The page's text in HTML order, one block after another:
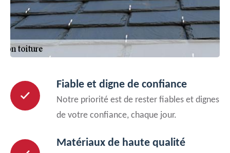
Fiable et digne de confiance
Notre priorité est de rester fiables et dignes
de votre confiance, chaque jour.
Matériaux de haute qualité